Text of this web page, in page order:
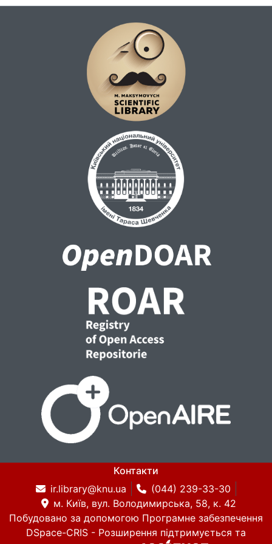
повітрі, рідинах або твердому
середовищі) акустичних хвиль за
допомогою акустичних датчиків.
Використання системи пасивної
дистанційної розвідки на основі
сейсмоакустичного моніторингу разом із
ГІС дозволить виключити людський
фактор (помилки), зменшити людські і
часові затрати на обробку даних, а також
зберігати отриману інформацію в ГІС-
базах даних, що актуально щодо цієї теми.
Використання ГІС дозволить виключити
втрати особового складу.
Контакти
ir.library@knu.ua
(044) 239-33-30
м. Київ, вул. Володимирська, 58, к. 42
Побудовано за допомогою Програмне забезпечення
DSpace-CRIS - Розширення підтримується та